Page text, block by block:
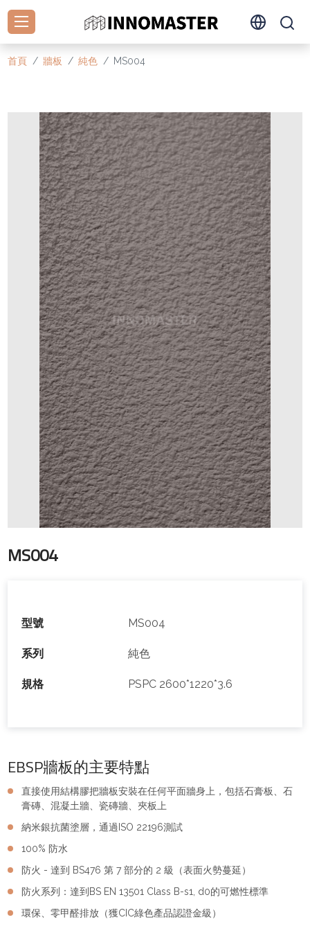
首頁 牆板 純色 MS004
MS004
型號 MS004
系列 純色
規格 PSPC 2600*1220*3.6
EBSP牆板的主要特點
直接使用結構膠把牆板安裝在任何平面牆身上，包括石膏板、石
膏磚、混凝土牆、瓷磚牆、夾板上
納米銀抗菌塗層，通過ISO 22196測試
100% 防水
防火 - 達到 BS476 第 7 部分的 2 級（表面火勢蔓延）
防火系列：達到BS EN 13501 Class B-s1, d0的可燃性標準
環保、零甲醛排放（獲CIC綠色產品認證金級）